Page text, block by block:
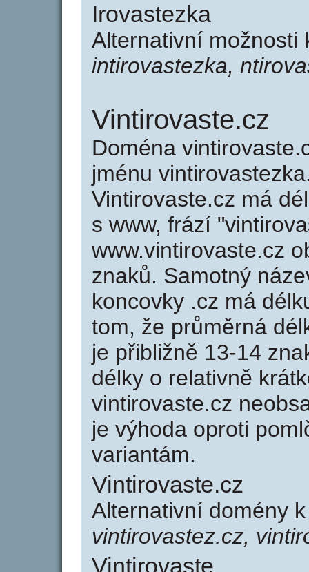
Irovastezka
Alternativní možnosti
intirovastezka,
Vintirovaste.cz
Doména
jménu
Vintirovaste.cz má
s www, frází
www.vintirovaste.cz
znaků. Samotný
koncovky .cz má
tom, že průměrná
je přibližně 13-14
délky o relativně
vintirovaste.cz
je výhoda oproti
variantám.
Vintirovaste.cz
Alternativní domény
vintirovastez.cz,
Vintirovaste